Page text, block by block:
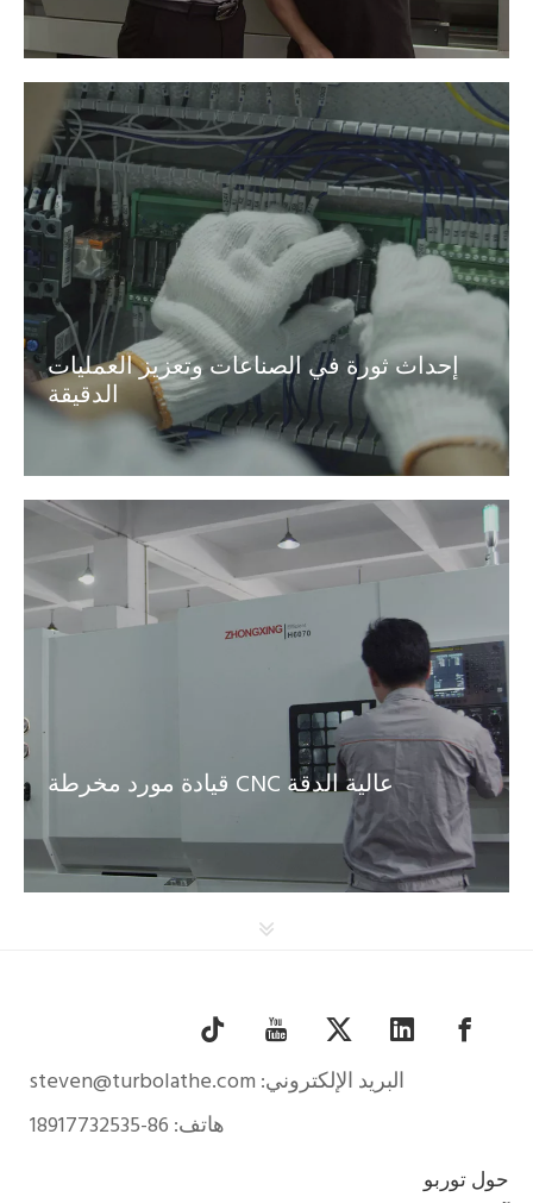
إحداث ثورة في الصناعات وتعزيز العمليات
الدقيقة
قيادة مورد مخرطة CNC عالية الدقة
البريد الإلكتروني: steven@turbolathe.com
هاتف: 86-18917732535
حول توربو